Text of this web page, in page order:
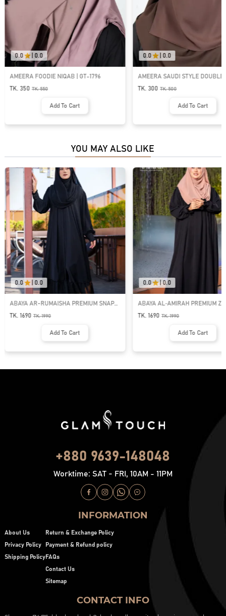
0.0 0.0
AMEERA SAUDI STYLE DOUBLE PART
SHORT NIQAB | GT-1716
TK. 300 TK.500
Add To Cart
0.0 0.0
LUNA- 2 LAYER HOODIE NIQAB
TK. 850
TK.1150
Add To Cart
YOU MAY ALSO LIKE
0.0 0.0
ABAYA AR-RUMAISHA PREMIUM SNAP
BUTTON ABAYA
TK. 1690 TK.1990
Add To Cart
0.0 | 0.0
ABAYA AL‑AMIRAH PREMIUM
NECK ABAYA
TK. 1690 TK.1990
Add To Cart
+880 9639-148048
Worktime: SAT - FRI, 10AM - 11PM
INFORMATION
About Us
Privacy Policy
Shipping Policy
Return & Exchange Policy
Payment & Refund policy
FAQs
Contact Us
Sitemap
CONTACT INFO